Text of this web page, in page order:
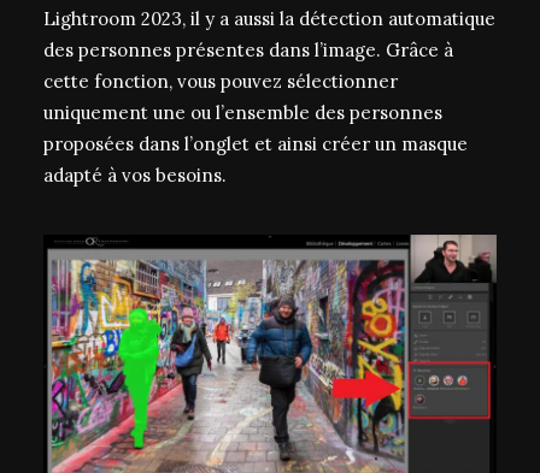
Lightroom 2023, il y a aussi la détection automatique
des personnes présentes dans l’image. Grâce à
cette fonction, vous pouvez sélectionner
uniquement une ou l’ensemble des personnes
proposées dans l’onglet et ainsi créer un masque
adapté à vos besoins.